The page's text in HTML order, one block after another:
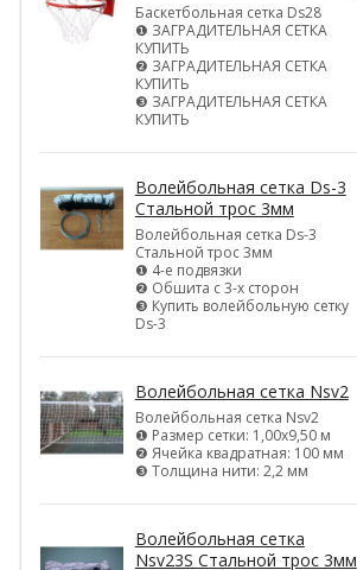
Баскетбольная сетка Ds28
❶ ЗАГРАДИТЕЛЬНАЯ СЕТКА
КУПИТЬ
❷ ЗАГРАДИТЕЛЬНАЯ СЕТКА
КУПИТЬ
❸ ЗАГРАДИТЕЛЬНАЯ СЕТКА
КУПИТЬ
Волейбольная сетка Ds-3
Стальной трос 3мм
Волейбольная сетка Ds-3
Стальной трос 3мм
❶ 4-е подвязки
❷ Обшита с 3-х сторон
❸ Купить волейбольную сетку
Ds-3
Волейбольная сетка Nsv2
Волейбольная сетка Nsv2
❶ Размер сетки: 1,00х9,50 м
❷ Ячейка квадратная: 100 мм
❸ Толщина нити: 2,2 мм
Волейбольная сетка
Nsv23S Стальной трос 3мм